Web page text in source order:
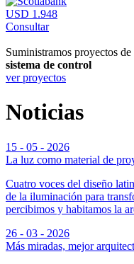
USD 1.948
Consultar
Suministramos proyectos de
sistema de control
ver proyectos
Noticias
15 - 05 - 2026
La luz como material de
Cuatro voces del diseño
de la iluminación para
percibimos y habitamos la
26 - 03 - 2026
Más miradas, mejor